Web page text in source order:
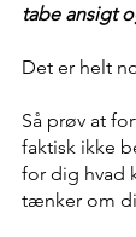
tabe ansigt
Det er helt
Så prøv at
faktisk ikke
for dig hvad
tænker om